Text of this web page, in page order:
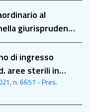
al
giurisprudenza
di ingresso
aree sterili in
penale senza
n. 6657 - Pres.